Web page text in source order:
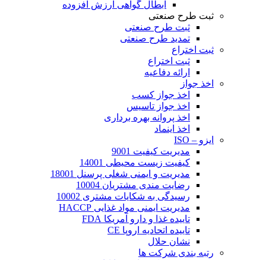
ابطال گواهی ارزش افزوده
ثبت طرح صنعتی
ثبت طرح صنعتی
تمدید طرح صنعتی
ثبت اختراع
ثبت اختراع
ارائه دفاعیه
اخذ جواز
اخذ جواز کسب
اخذ جواز تاسیس
اخذ پروانه بهره برداری
اخذ اینماد
ایزو – ISO
مدیریت کیفیت 9001
کیفیت زیست محیطی 14001
مدیریت و ایمنی شغلی پرسنل 18001
رضایت مندی مشتریان 10004
رسیدگی به شکایات مشتری 10002
مدیریت ایمنی مواد غذایی HACCP
تاییده غذا و دارو آمریکا FDA
تاییده اتحادیه اروپا CE
نشان حلال
رتبه بندی شرکت ها